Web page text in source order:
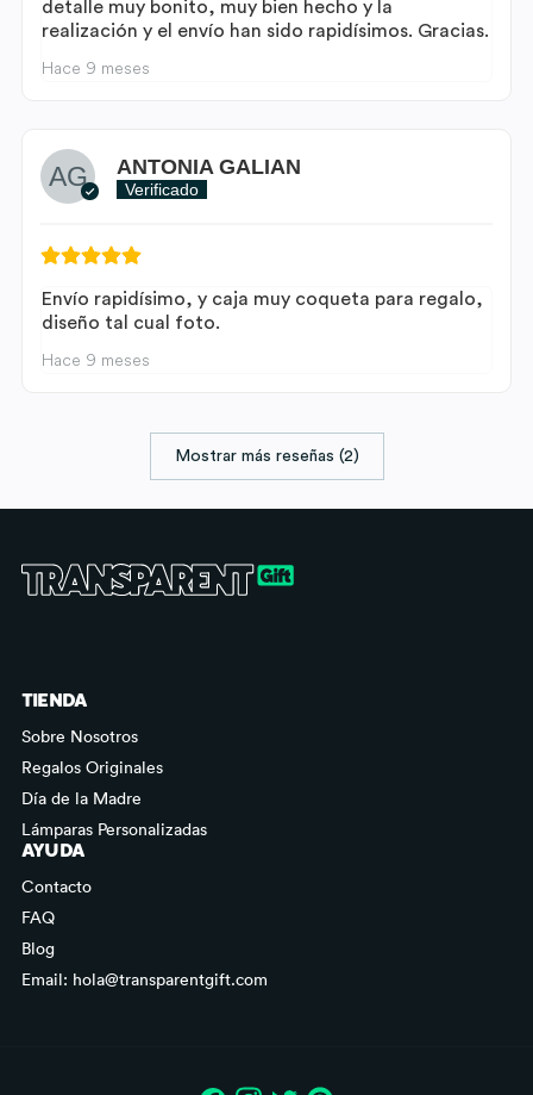
detalle muy bonito, muy bien hecho y la
realización y el envío han sido rapidísimos. Gracias.
Hace 9 meses
ANTONIA GALIAN
Verificado
Envío rapidísimo, y caja muy coqueta para regalo,
diseño tal cual foto.
Hace 9 meses
Mostrar más reseñas (2)
TIENDA
Sobre Nosotros
Regalos Originales
Día de la Madre
Lámparas Personalizadas
AYUDA
Contacto
FAQ
Blog
Email: hola@transparentgift.com